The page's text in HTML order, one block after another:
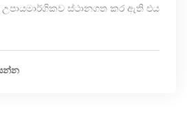
උපායමාර්ගිකව ස්ථානගත කර ඇති එය